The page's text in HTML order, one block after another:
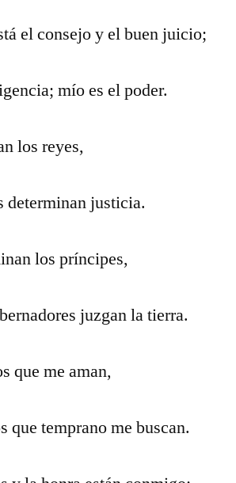
el consejo y el buen juicio;
mío es el poder.
los reyes,
determinan justicia.
los príncipes,
juzgan la tierra.
que me aman,
que temprano me buscan.